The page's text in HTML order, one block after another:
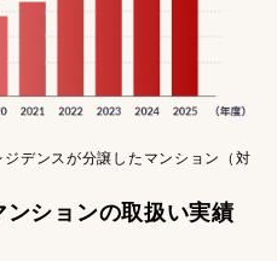
ションの取扱い実績
デンスが分譲したマンション（対